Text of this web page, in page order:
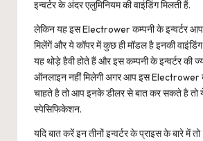
इन्वर्टर के अंदर एलुमिनियम की वाइंडिंग मिलती हैं.
लेकिन यह इस Electrower कम्पनी के इन्वर्टर
मिलेंगें और ये कॉपर में कुछ ही मॉडल है इनकी
यह थोड़े हैवी होते हैं और इस कम्पनी के इन्वर्टर की
ऑनलाइन नहीं मिलेगी अगर आप इस Electrower
चाहते है तो आप इनके डीलर से बात कर सकते है तो ये
स्पेसिफिकेशन.
यदि बात करें इन तीनों इन्वर्टर के प्राइस के बारे में